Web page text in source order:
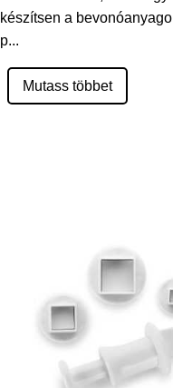
készítsen a
p...
Mutass többet